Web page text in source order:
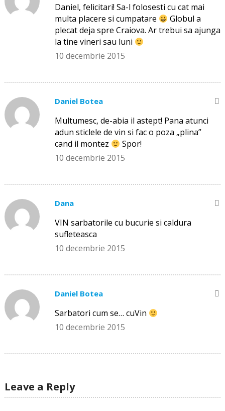
Daniel, felicitari! Sa-l folosesti cu cat mai
multa placere si cumpatare
Globul a
plecat deja spre Craiova. Ar trebui sa ajunga
la tine vineri sau luni
10 decembrie 2015
Daniel Botea
Multumesc, de-abia il astept! Pana atunci
adun sticlele de vin si fac o poza „plina”
cand il montez
Spor!
10 decembrie 2015
Dana
VIN sarbatorile cu bucurie si caldura
sufleteasca
10 decembrie 2015
Daniel Botea
Sarbatori cum se… cuVin
10 decembrie 2015
Leave a Reply